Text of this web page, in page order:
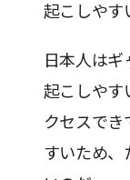
起こしやす
日本人は
起こしやす
クセスでき
すいため